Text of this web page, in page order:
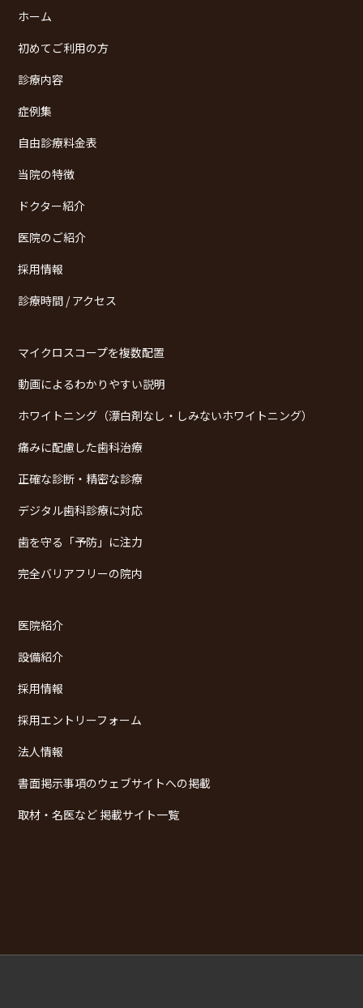
ホーム
初めてご利用の方
診療内容
症例集
自由診療料金表
当院の特徴
ドクター紹介
医院のご紹介
採用情報
診療時間 / アクセス
マイクロスコープを複数配置
動画によるわかりやすい説明
ホワイトニング（漂白剤なし・しみないホワイトニング）
痛みに配慮した歯科治療
正確な診断・精密な診療
デジタル歯科診療に対応
歯を守る「予防」に注力
完全バリアフリーの院内
医院紹介
設備紹介
採用情報
採用エントリーフォーム
法人情報
書面掲示事項のウェブサイトへの掲載
取材・名医など 掲載サイト一覧